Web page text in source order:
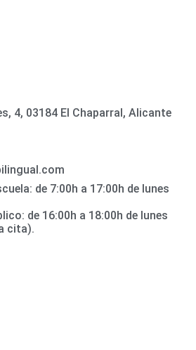
4, 03184 El Chaparral, Alicante
de 7:00h a 17:00h de lunes
de 16:00h a 18:00h de lunes
cita).